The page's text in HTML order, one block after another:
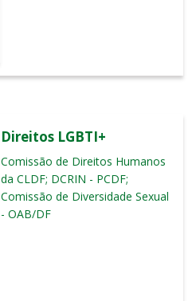
Direitos LGBTI+
Comissão de Direitos Humanos
da CLDF; DCRIN - PCDF;
Comissão de Diversidade Sexual
- OAB/DF